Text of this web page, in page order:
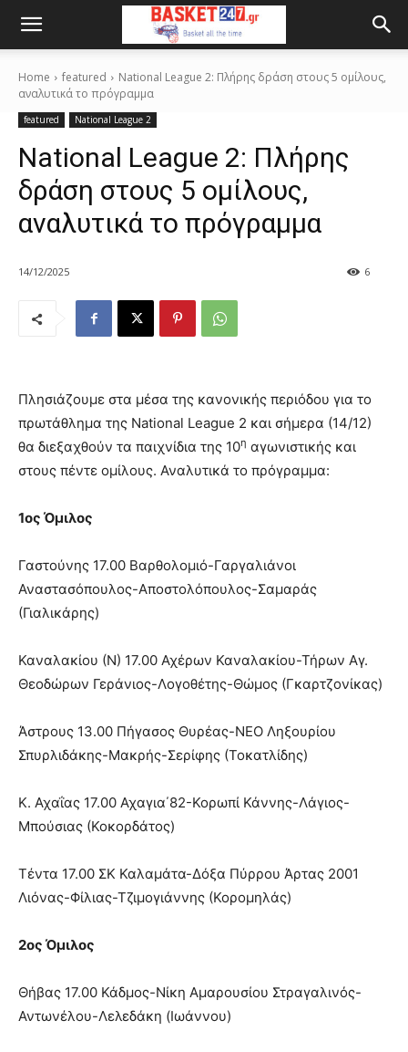
Home featured
National League 2: Πλήρης δράση στους 5 ομίλους,
αναλυτικά το πρόγραμμα
featured National League 2
National League 2: Πλήρης
δράση στους 5 ομίλους,
αναλυτικά το πρόγραμμα
14/12/2025 6
Πλησιάζουμε στα μέσα της κανονικής περιόδου για το
πρωτάθλημα της National League 2 και σήμερα (14/12)
θα διεξαχθούν τα παιχνίδια της 10η αγωνιστικής και
στους πέντε ομίλους. Αναλυτικά το πρόγραμμα:
1ος Όμιλος
Γαστούνης 17.00 Βαρθολομιό-Γαργαλιάνοι
Αναστασόπουλος-Αποστολόπουλος-Σαμαράς
(Γιαλικάρης)
Καναλακίου (Ν) 17.00 Αχέρων Καναλακίου-Τήρων Αγ.
Θεοδώρων Γεράνιος-Λογοθέτης-Θώμος (Γκαρτζονίκας)
Άστρους 13.00 Πήγασος Θυρέας-ΝΕΟ Ληξουρίου
Σπυρλιδάκης-Μακρής-Σερίφης (Τοκατλίδης)
Κ. Αχαΐας 17.00 Αχαγια΄82-Κορωπί Κάννης-Λάγιος-
Μπούσιας (Κοκορδάτος)
Τέντα 17.00 ΣΚ Καλαμάτα-Δόξα Πύρρου Άρτας 2001
Λιόνας-Φίλιας-Τζιμογιάννης (Κορομηλάς)
2ος Όμιλος
Θήβας 17.00 Κάδμος-Νίκη Αμαρουσίου Στραγαλινός-
Αντωνέλου-Λελεδάκη (Ιωάννου)